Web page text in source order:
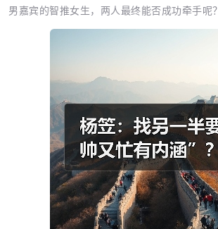
男嘉宾的智推女生，两人最终能否成功牵手呢？